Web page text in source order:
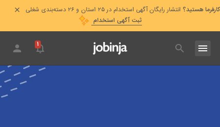
کارفرما هستید؟ انتشار رایگان آگهی استخدام در ۲۵ استان و ۲۶ دسته‌بندی شغلی
ثبت آگهی استخدام
۱